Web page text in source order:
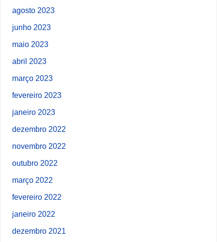
agosto 2023
junho 2023
maio 2023
abril 2023
março 2023
fevereiro 2023
janeiro 2023
dezembro 2022
novembro 2022
outubro 2022
março 2022
fevereiro 2022
janeiro 2022
dezembro 2021